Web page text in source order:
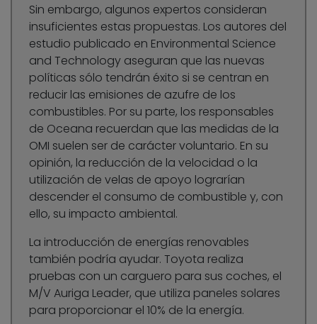
Sin embargo, algunos expertos consideran
insuficientes estas propuestas. Los autores del
estudio publicado en Environmental Science
and Technology aseguran que las nuevas
políticas sólo tendrán éxito si se centran en
reducir las emisiones de azufre de los
combustibles. Por su parte, los responsables
de Oceana recuerdan que las medidas de la
OMI suelen ser de carácter voluntario. En su
opinión, la reducción de la velocidad o la
utilización de velas de apoyo lograrían
descender el consumo de combustible y, con
ello, su impacto ambiental.
La introducción de energías renovables
también podría ayudar. Toyota realiza
pruebas con un carguero para sus coches, el
M/V Auriga Leader, que utiliza paneles solares
para proporcionar el 10% de la energía.